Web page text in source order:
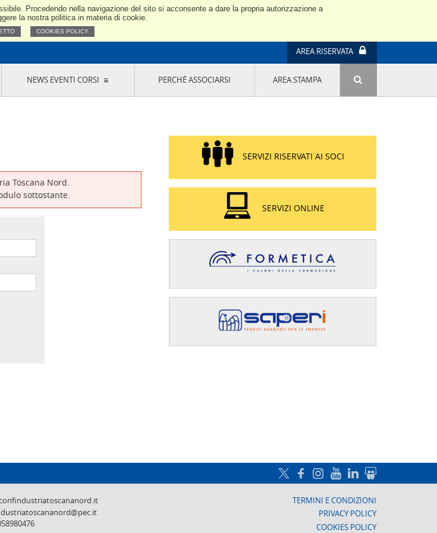
Procedendo nella navigazione del sito si acconsente a dare la propria autorizzazione a
la nostra politica in materia di cookie.
COOKIES POLICY
Toscana Nord
AREA RISERVATA
GRUPPI DI ACQUISTO
EDIZIONE
PROGETTO LU.ME.
IL MANAGER DELLA SOSTENIBILITÀ NEL
DISTRETTO TESSILE PRATESE
GRUPPO IMPRENDITORIA FEMMINILE
SOSTENIBILITÀ
NEWS EVENTI CORSI PERCHÉ ASSOCIARSI AREA STAMPA
Toscana Nord.
sottostante.
SERVIZI RISERVATI AI SOCI
SERVIZI ONLINE
TERMINI E CONDIZIONI
PRIVACY POLICY
COOKIES POLICY